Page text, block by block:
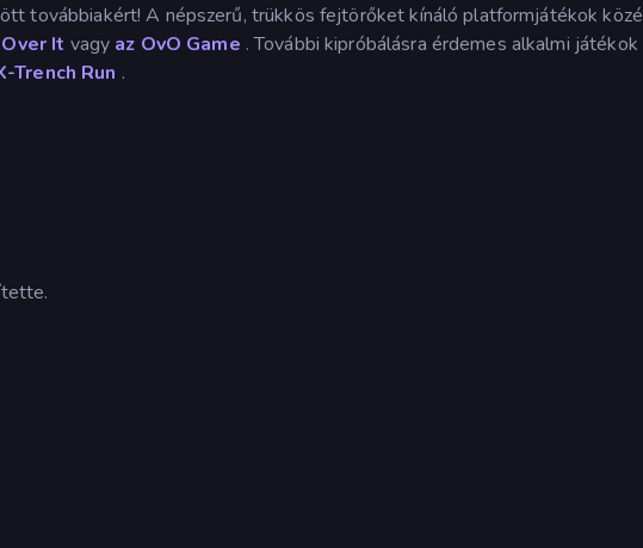
továbbiakért! A népszerű, trükkös fejtörőket kínáló platformjátékok közé
It vagy az OvO Game . További kipróbálásra érdemes alkalmi játékok
Trench Run .